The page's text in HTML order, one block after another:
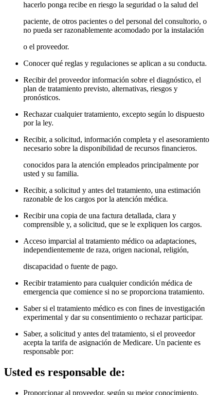
hacerlo ponga recibe en riesgo la seguridad o la salud del
paciente, de otros pacientes o del personal del consultorio, o
no pueda ser razonablemente acomodado por la instalación
o el proveedor.
Conocer qué reglas y regulaciones se aplican a su conducta.
Recibir del proveedor información sobre el diagnóstico, el
plan de tratamiento previsto, alternativas, riesgos y
pronósticos.
Rechazar cualquier tratamiento, excepto según lo dispuesto
por la ley.
Recibir, a solicitud, información completa y el asesoramiento
necesario sobre la disponibilidad de recursos financieros.
conocidos para la atención empleados principalmente por
usted y su familia.
Recibir, a solicitud y antes del tratamiento, una estimación
razonable de los cargos por la atención médica.
Recibir una copia de una factura detallada, clara y
comprensible y, a solicitud, que se le expliquen los cargos.
Acceso imparcial al tratamiento médico oa adaptaciones,
independientemente de raza, origen nacional, religión,
discapacidad o fuente de pago.
Recibir tratamiento para cualquier condición médica de
emergencia que comience si no se proporciona tratamiento.
Saber si el tratamiento médico es con fines de investigación
experimental y dar su consentimiento o rechazar participar.
Saber, a solicitud y antes del tratamiento, si el proveedor
acepta la tarifa de asignación de Medicare. Un paciente es
responsable por:
Usted es responsable de:
Proporcionar al proveedor, según su mejor conocimiento,